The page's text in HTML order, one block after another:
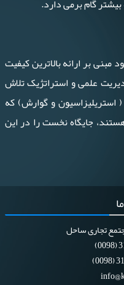
گام برمی دارد.
بر ارائه بالاترین کیفیت
علمی و استراتژیک تلاش
استریلیزاسیون و گوارش) که
هستند، جایگاه نخست را در این
تجاری ساحل